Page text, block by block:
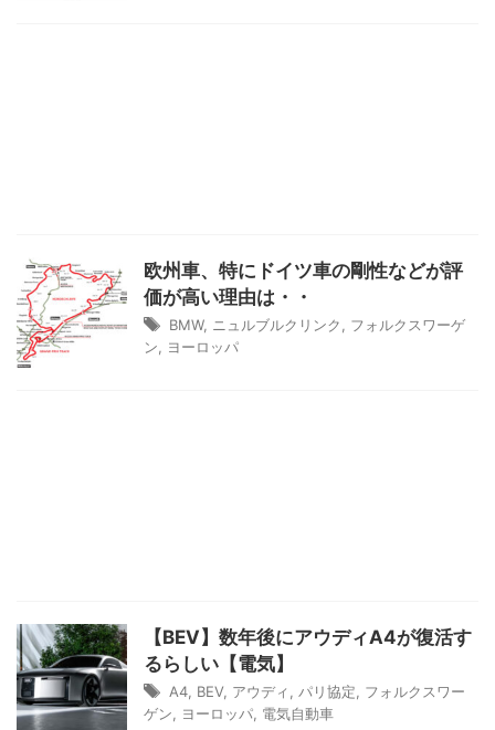
欧州車、特にドイツ車の剛性などが評
価が高い理由は・・
BMW, ニュルブルクリンク
フォルクスワーゲ
ン
ヨーロッパ
【BEV】数年後にアウディA4が復活す
るらしい【電気】
A4 BEV, アウディ パリ協定
フォルクスワー
ゲン
ヨーロッパ 電気自動車